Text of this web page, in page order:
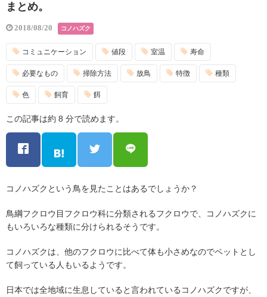
まとめ。
2018/08/20 コノハズク
コミュニケーション 値段 室温 寿命
必要なもの 掃除方法 放鳥 特徴 種類
色 飼育 餌
この記事は約 8 分で読めます。
コノハズクという鳥を見たことはあるでしょうか？
鳥綱フクロウ目フクロウ科に分類されるフクロウで、コノハズクに
もいろいろな種類に分けられるそうです。
コノハズクは、他のフクロウに比べて体も小さめなのでペットとし
て飼っている人もいるようです。
日本では全地域に生息していると言われているコノハズクですが、